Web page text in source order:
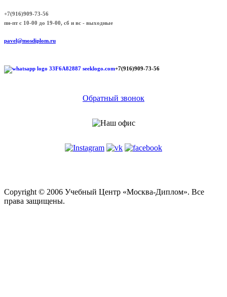
+7(916)909-73-56
пн-пт с 10-00 до 19-00, сб и вс - выходные
pavel@mosdiplom.ru
+7(916)909-73-56
Обратный звонок
Copyright © 2006 Учебный Центр «Москва-Диплом». Все
права защищены.